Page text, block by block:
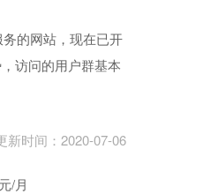
的网站，现在已开
访问的用户群基本
新时间：2020-07-06
/月